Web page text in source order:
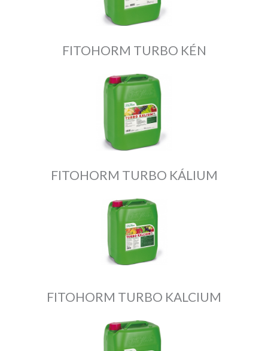
FITOHORM TURBO KÉN
FITOHORM TURBO KÁLIUM
FITOHORM TURBO KALCIUM